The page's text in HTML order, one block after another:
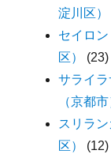
淀川区）
セイロ
区）
(23)
サライ
（京都市
スリラ
区）
(12)